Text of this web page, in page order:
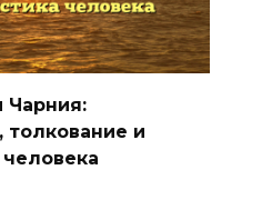
Чарния:
толкование и